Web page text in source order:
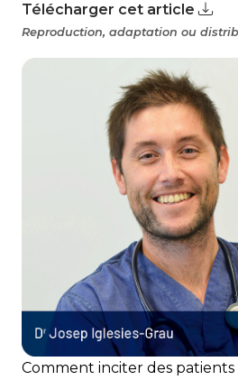
Télécharger cet article
Reproduction, adaptation ou
Comment inciter des patients